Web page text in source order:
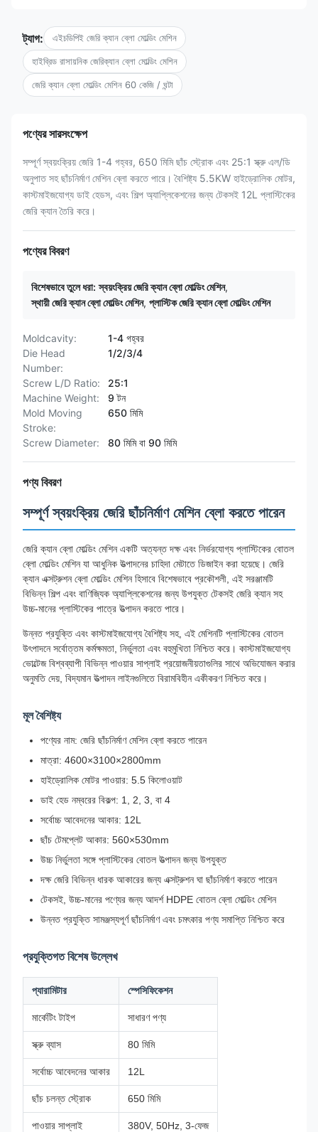
ট্যাগ: এইচডিপিই জেরি ক্যান ব্লো মোল্ডিং মেশিন
হাইব্রিড রাসায়নিক জেরিক্যান ব্লো মোল্ডিং মেশিন
জেরি ক্যান ব্লো মোল্ডিং মেশিন 60 কেজি / ঘন্টা
পণ্যের সারসংক্ষেপ
সম্পূর্ণ স্বয়ংক্রিয় জেরি 1-4 গহ্বর, 650 মিমি ছাঁচ স্ট্রোক এবং 25:1 স্ক্রু এল/ডি
অনুপাত সহ ছাঁচনির্মাণ মেশিন ব্লো করতে পারে। বৈশিষ্ট্য 5.5KW হাইড্রোলিক মোটর,
কাস্টমাইজযোগ্য ডাই হেডস, এবং শিল্প অ্যাপ্লিকেশনের জন্য টেকসই 12L প্লাস্টিকের
জেরি ক্যান তৈরি করে।
পণ্যের বিবরণ
বিশেষভাবে তুলে ধরা: স্বয়ংক্রিয় জেরি ক্যান ব্লো মোল্ডিং মেশিন,
স্থায়ী জেরি ক্যান ব্লো মোল্ডিং মেশিন, প্লাস্টিক জেরি ক্যান ব্লো মোল্ডিং মেশিন
Moldcavity:
1-4 গহ্বর
Die Head
Number:
1/2/3/4
Screw L/D Ratio:
25:1
Machine Weight:
9 টন
Mold Moving
Stroke:
650 মিমি
Screw Diameter: 80 মিমি বা 90 মিমি
পণ্য বিবরণ
সম্পূর্ণ স্বয়ংক্রিয় জেরি ছাঁচনির্মাণ মেশিন ব্লো করতে পারেন
জেরি ক্যান ব্লো মোল্ডিং মেশিন একটি অত্যন্ত দক্ষ এবং নির্ভরযোগ্য প্লাস্টিকের বোতল
ব্লো মোল্ডিং মেশিন যা আধুনিক উত্পাদনের চাহিদা মেটাতে ডিজাইন করা হয়েছে। জেরি
ক্যান এক্সট্রুশন ব্লো মোল্ডিং মেশিন হিসাবে বিশেষভাবে প্রকৌশলী, এই সরঞ্জামটি
বিভিন্ন শিল্প এবং বাণিজ্যিক অ্যাপ্লিকেশনের জন্য উপযুক্ত টেকসই জেরি ক্যান সহ
উচ্চ-মানের প্লাস্টিকের পাত্রে উত্পাদন করতে পারে।
উন্নত প্রযুক্তি এবং কাস্টমাইজযোগ্য বৈশিষ্ট্য সহ, এই মেশিনটি প্লাস্টিকের বোতল
উৎপাদনে সর্বোত্তম কর্মক্ষমতা, নির্ভুলতা এবং বহুমুখিতা নিশ্চিত করে। কাস্টমাইজযোগ্য
ভোল্টেজ বিশ্বব্যাপী বিভিন্ন পাওয়ার সাপ্লাই প্রয়োজনীয়তাগুলির সাথে অভিযোজন করার
অনুমতি দেয়, বিদ্যমান উত্পাদন লাইনগুলিতে বিরামবিহীন একীকরণ নিশ্চিত করে।
মূল বৈশিষ্ট্য
পণ্যের নাম: জেরি ছাঁচনির্মাণ মেশিন ব্লো করতে পারেন
মাত্রা: 4600×3100×2800mm
হাইড্রোলিক মোটর পাওয়ার: 5.5 কিলোওয়াট
ডাই হেড নম্বরের বিকল্প: 1, 2, 3, বা 4
সর্বোচ্চ আবেদনের আকার: 12L
ছাঁচ টেমপ্লেট আকার: 560×530mm
উচ্চ নির্ভুলতা সঙ্গে প্লাস্টিকের বোতল উত্পাদন জন্য উপযুক্ত
দক্ষ জেরি বিভিন্ন ধারক আকারের জন্য এক্সট্রুশন ঘা ছাঁচনির্মাণ করতে পারেন
টেকসই, উচ্চ-মানের পণ্যের জন্য আদর্শ HDPE বোতল ব্লো মোল্ডিং মেশিন
উন্নত প্রযুক্তি সামঞ্জস্যপূর্ণ ছাঁচনির্মাণ এবং চমৎকার পণ্য সমাপ্তি নিশ্চিত করে
প্রযুক্তিগত বিশেষ উল্লেখ
প্যারামিটার স্পেসিফিকেশন
মার্কেটিং টাইপ সাধারণ পণ্য
স্ক্রু ব্যাস 80 মিমি
সর্বোচ্চ আবেদনের আকার 12L
ছাঁচ চলন্ত স্ট্রোক 650 মিমি
পাওয়ার সাপ্লাই 380V, 50Hz, 3-ফেজ